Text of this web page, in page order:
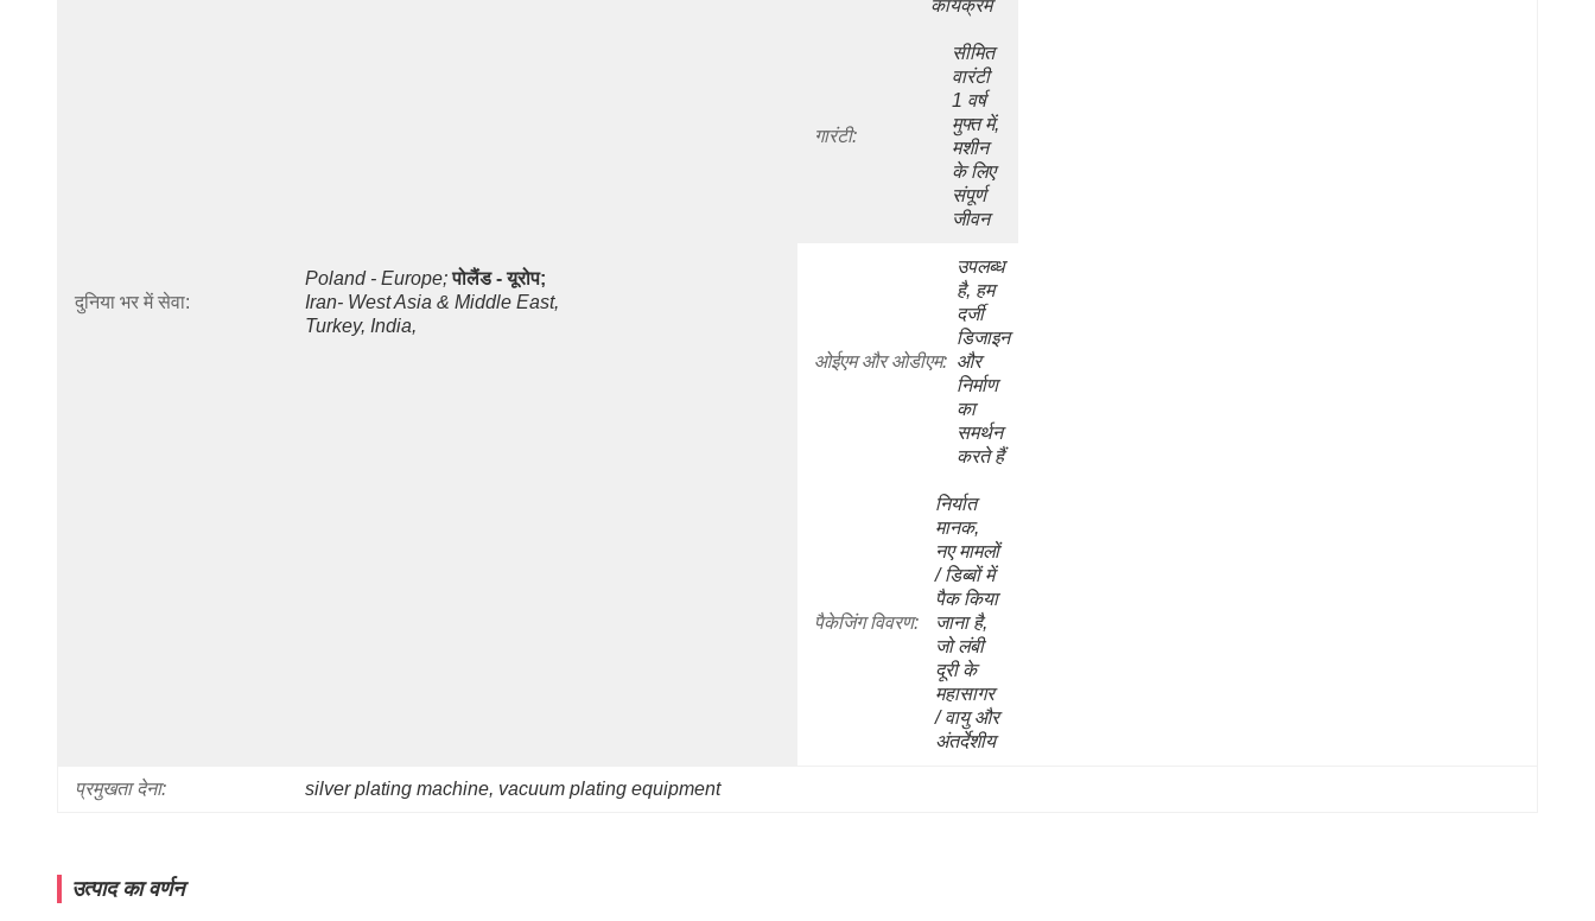
दुनिया भर में सेवा:
Poland - Europe; पोलैंड - यूरोप;
Iran- West Asia & Middle East,
Turkey, India,
कार्यक्रम
गारंटी:
सीमित
वारंटी
1 वर्ष
मुफ्त में,
मशीन
के लिए
संपूर्ण
जीवन
ओईएम और ओडीएम:
उपलब्ध
है, हम
दर्जी
डिजाइन
और
निर्माण
का
समर्थन
करते हैं
पैकेजिंग विवरण:
निर्यात
मानक,
नए मामलों
/ डिब्बों में
पैक किया
जाना है,
जो लंबी
दूरी के
महासागर
/ वायु और
अंतर्देशीय
प्रमुखता देना: silver plating machine, vacuum plating equipment
उत्पाद का वर्णन